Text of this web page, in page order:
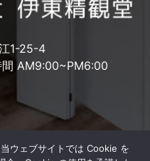
1-25-4
間 AM9:00~PM6:00
ウェブサイトでは Cookie を